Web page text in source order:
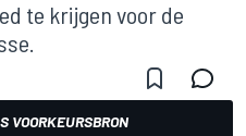
te krijgen voor de
VOORKEURSBRON